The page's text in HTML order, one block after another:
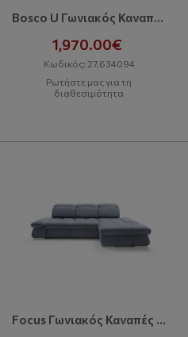
Bosco U Γωνιακός Καναπές Με Κρεβάτι Και Αποθηκευτικό Χώρο
1,970.00€
Κωδικός: 27.634094
Ρωτήστε μας για τη
διαθεσιμότητα
Focus Γωνιακός Καναπές Με Κρεβάτι Και Αποθηκευτικό Χώρο